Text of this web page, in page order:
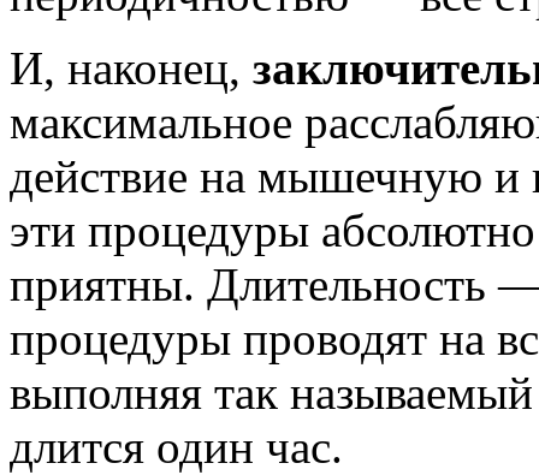
И, наконец,
максимальное
действие на мышечную и
эти процедуры
приятны. Длительность
процедуры проводят на
выполняя так
длится один час.